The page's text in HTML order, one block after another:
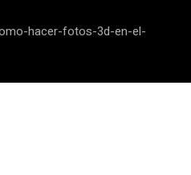
hacer-fotos-3d-en-el-